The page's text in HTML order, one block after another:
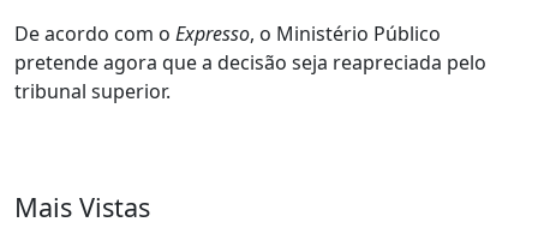
De acordo com o Expresso, o Ministério Público
pretende agora que a decisão seja reapreciada pelo
tribunal superior.
Mais Vistas